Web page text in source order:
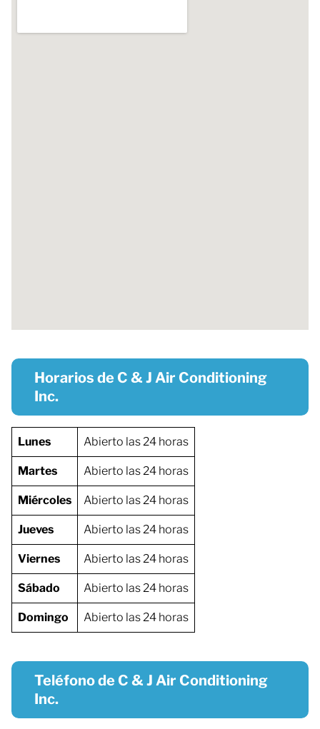
Horarios de C & J Air Conditioning
Inc.
Lunes Abierto las 24 horas
Martes Abierto las 24 horas
Miércoles Abierto las 24 horas
Jueves Abierto las 24 horas
Viernes Abierto las 24 horas
Sábado Abierto las 24 horas
Domingo Abierto las 24 horas
Teléfono de C & J Air Conditioning
Inc.